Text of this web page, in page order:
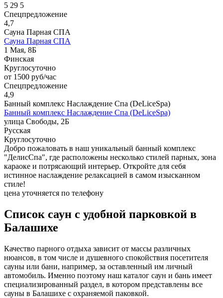
5 29 5
Спецпредложение
4,7
Сауна Парная СПА
Сауна Парная СПА
1 Мая, 8Б
Финская
Круглосуточно
от 1500 руб/час
Спецпредложение
4,9
Банный комплекс Наслаждение Спа (DeLiceSpa)
Банный комплекс Наслаждение Спа (DeLiceSpa)
улица Свободы, 2Б
Русская
Круглосуточно
Добро пожаловать в наш уникальный банный комплекс
"ДелисСпа", где расположены несколько стилей парных, зонa
караоке и потрясающий интерьер. Откройте для себя
истинное наслаждение релаксацией в самом изысканном
стиле!
цена уточняется по телефону
Список саун с удобной парковкой в
Балашихе
Качество парного отдыха зависит от массы различных
нюансов, в том числе и душевного спокойствия посетителя
сауны или бани, например, за оставленный им личный
автомобиль. Именно поэтому наш каталог саун и бань имеет
специализированный раздел, в котором представлены все
сауны в Балашихе с охраняемой паковкой.